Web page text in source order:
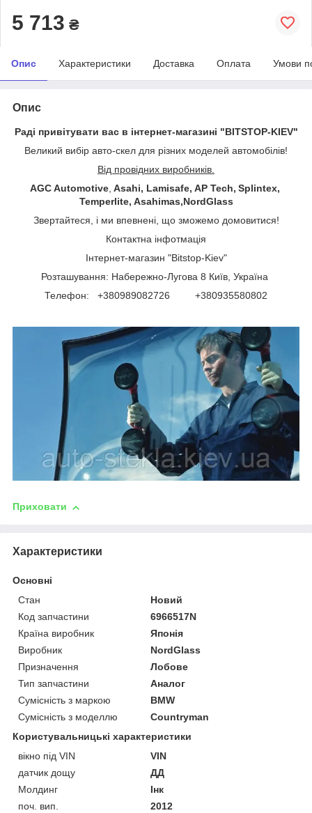
5 713 ₴
Опис Характеристики Доставка Оплата Умови
Опис
Раді привітувати вас в інтернет-магазині "BITSTOP-KIEV"
Великий вибір авто-скел для різних моделей автомобілів!
Від провідних виробників.
AGC Automotive Asahi, Lamisafe, AP Tech, Splintex,
Temperlite, Asahimas,NordGlass
Звертайтеся, і ми впевнені, що зможемо домовитися!
Контактна інфотмація
Інтернет-магазин "Bitstop-Kiev"
Розташування: Набережно-Лугова 8 Київ, Україна
Телефон: +380989082726 +380935580802
Приховати
Характеристики
Основні
Стан
Новий
Код запчастини
6966517N
Країна виробник
Японія
Виробник
NordGlass
Призначення
Лобове
Тип запчастини
Аналог
Сумісність з маркою
BMW
Сумісність з моделлю
Countryman
Користувальницькі характеристики
вікно під VIN
VIN
датчик дощу
ДД
Молдинг
Інк
поч. вип.
2012